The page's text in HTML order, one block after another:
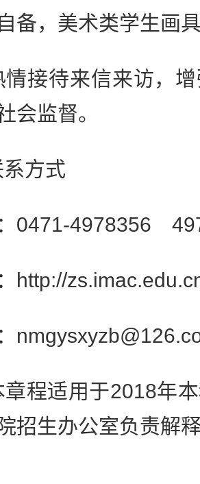
备，美术类学生画
待来信来访，增
会监督。
方式
4978356
适用于2018年本
招生办公室负责解